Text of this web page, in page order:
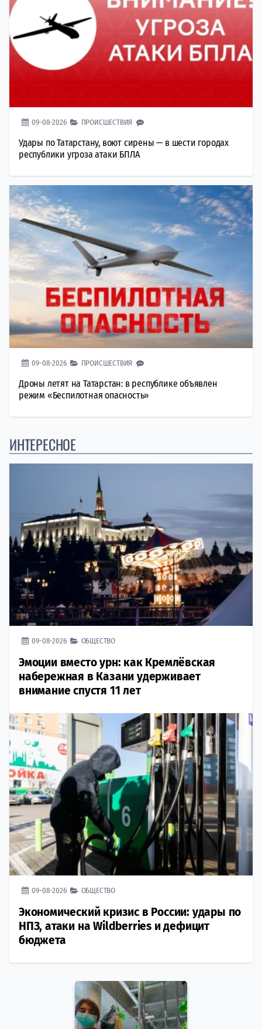
09-08-2026 ПРОИСШЕСТВИЯ
Удары по Татарстану, воют сирены — в шести городах
республики угроза атаки БПЛА
09-08-2026 ПРОИСШЕСТВИЯ
Дроны летят на Татарстан: в республике объявлен
режим «Беспилотная опасность»
ИНТЕРЕСНОЕ
09-08-2026 ОБЩЕСТВО
Эмоции вместо урн: как Кремлёвская
набережная в Казани удерживает
внимание спустя 11 лет
09-08-2026 ОБЩЕСТВО
Экономический кризис в России: удары по
НПЗ, атаки на Wildberries и дефицит
бюджета